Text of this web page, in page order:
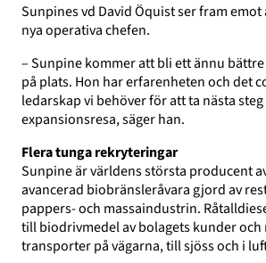
Sunpines vd David Öquist ser fram
nya operativa chefen.
– Sunpine kommer att bli ett ännu
på plats. Hon har erfarenheten och det
ledarskap vi behöver för att ta nästa
expansionsresa, säger han.
Flera tunga rekryteringar
Sunpine är världens största producent
avancerad biobränsleråvara gjord av
pappers- och massaindustrin.
till biodrivmedel av bolagets kunder
transporter på vägarna, till sjöss och i